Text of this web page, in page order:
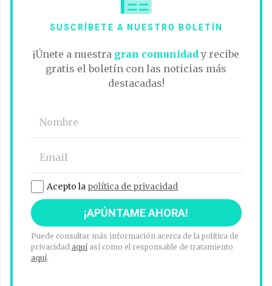
SUSCRÍBETE A NUESTRO BOLETÍN
¡Únete a nuestra gran comunidad y recibe
gratis el boletín con las noticias más
destacadas!
Acepto la política de privacidad
Puede consultar más información acerca de la política de
privacidad aquíasí como el responsable de tratamiento
aquí.